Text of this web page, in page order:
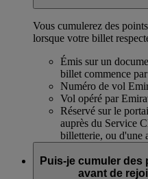
Vous cumulerez des
lorsque votre billet
Émis sur un
billet commence
Numéro de vol
Vol opéré par
Réservé sur le
auprès du Service
billetterie, ou d'une
Puis-je cumuler
avant de